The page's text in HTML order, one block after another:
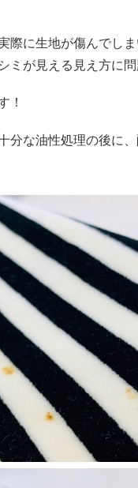
際に生地が傷んでし
が見える見え方に問
！
分な油性処理の後に